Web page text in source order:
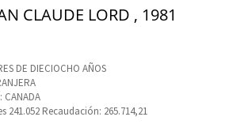
CLAUDE LORD , 1981
DE DIECIOCHO AÑOS
241.052 Recaudación: 265.714,21